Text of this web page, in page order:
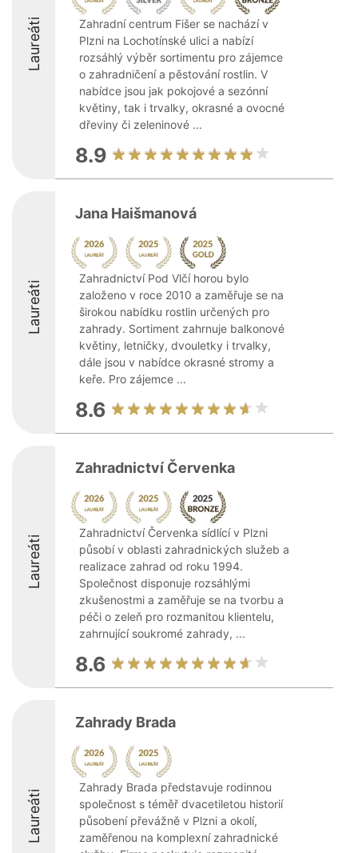
Laureáti
Zahradní centrum Fišer se nachází v
Plzni na Lochotínské ulici a nabízí
rozsáhlý výběr sortimentu pro zájemce
o zahradničení a pěstování rostlin. V
nabídce jsou jak pokojové a sezónní
květiny, tak i trvalky, okrasné a ovocné
dřeviny či zeleninové ...
8.9
Laureáti
Jana Haišmanová
Zahradnictví Pod Vlčí horou bylo
založeno v roce 2010 a zaměřuje se na
širokou nabídku rostlin určených pro
zahrady. Sortiment zahrnuje balkonové
květiny, letničky, dvouletky i trvalky,
dále jsou v nabídce okrasné stromy a
keře. Pro zájemce ...
8.6
Laureáti
Zahradnictví Červenka
Zahradnictví Červenka sídlící v Plzni
působí v oblasti zahradnických služeb a
realizace zahrad od roku 1994.
Společnost disponuje rozsáhlými
zkušenostmi a zaměřuje se na tvorbu a
péči o zeleň pro rozmanitou klientelu,
zahrnující soukromé zahrady, ...
8.6
Laureáti
Zahrady Brada
Zahrady Brada představuje rodinnou
společnost s téměř dvacetiletou historií
působení převážně v Plzni a okolí,
zaměřenou na komplexní zahradnické